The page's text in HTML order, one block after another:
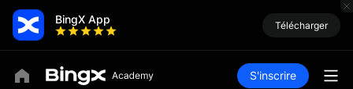
BingX App Télécharger
S'inscrire